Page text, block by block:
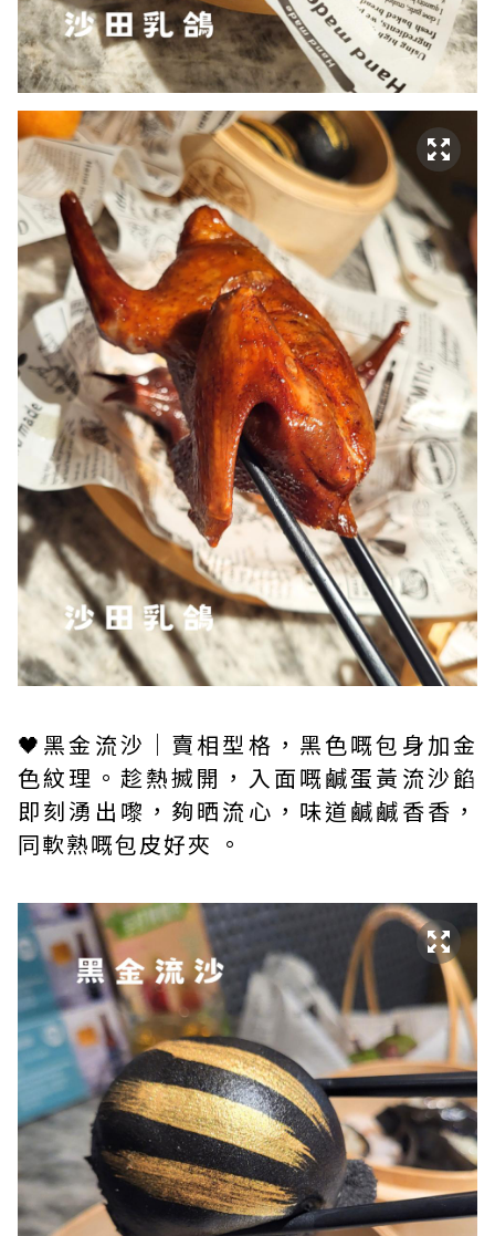
🖤黑金流沙｜賣相型格，黑色嘅包身加金
色紋理。趁熱搣開，入面嘅鹹蛋黃流沙餡
即刻湧出嚟，夠晒流心，味道鹹鹹香香，
同軟熟嘅包皮好夾 。